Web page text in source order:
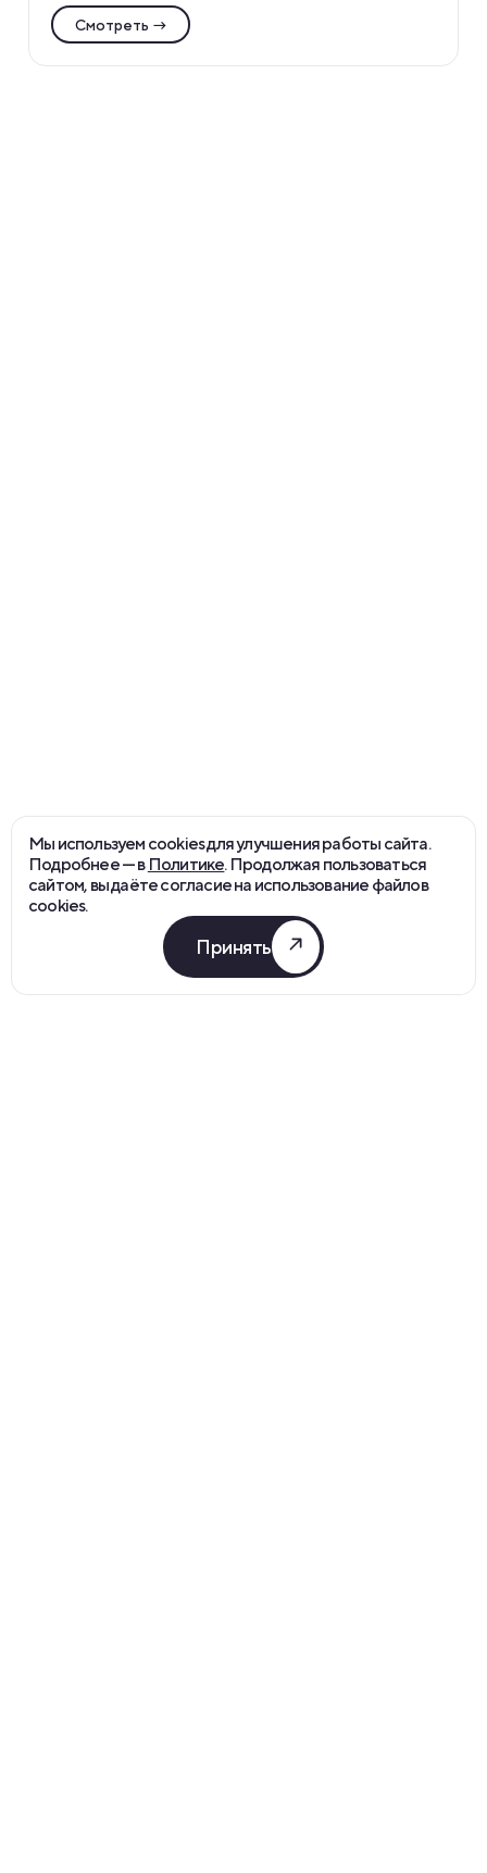
по категориям от Funtech Agency!
Смотреть →
Мы используем cookies для улучшения работы сайта.
Подробнее — в Политике. Продолжая пользоваться
сайтом, вы даёте согласие на использование файлов
cookies.
Принять